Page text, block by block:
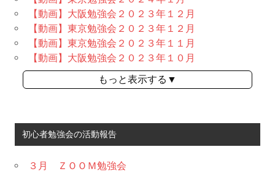
【動画】大阪勉強会２０２３年１２月
【動画】東京勉強会２０２３年１２月
【動画】東京勉強会２０２３年１１月
【動画】大阪勉強会２０２３年１０月
もっと表示する▼
初心者勉強会の活動報告
３月 ＺＯＯＭ勉強会